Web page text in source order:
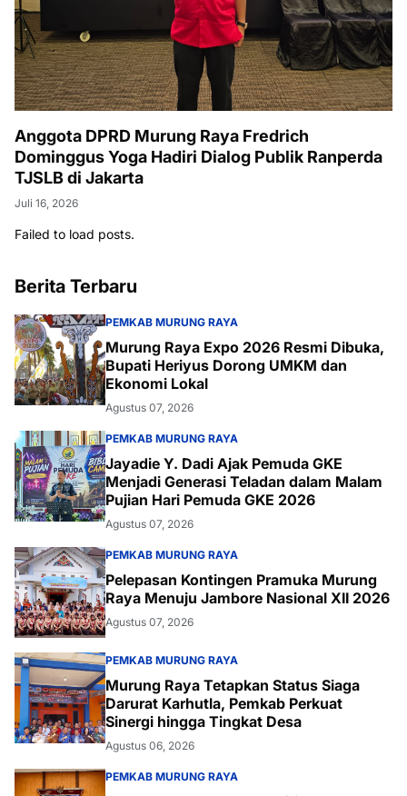
Anggota DPRD Murung Raya Fredrich
Dominggus Yoga Hadiri Dialog Publik Ranperda
TJSLB di Jakarta
Juli 16, 2026
Failed to load posts.
Berita Terbaru
PEMKAB MURUNG RAYA
Murung Raya Expo 2026 Resmi Dibuka,
Bupati Heriyus Dorong UMKM dan
Ekonomi Lokal
Agustus 07, 2026
PEMKAB MURUNG RAYA
Jayadie Y. Dadi Ajak Pemuda GKE
Menjadi Generasi Teladan dalam Malam
Pujian Hari Pemuda GKE 2026
Agustus 07, 2026
PEMKAB MURUNG RAYA
Pelepasan Kontingen Pramuka Murung
Raya Menuju Jambore Nasional XII 2026
Agustus 07, 2026
PEMKAB MURUNG RAYA
Murung Raya Tetapkan Status Siaga
Darurat Karhutla, Pemkab Perkuat
Sinergi hingga Tingkat Desa
Agustus 06, 2026
PEMKAB MURUNG RAYA